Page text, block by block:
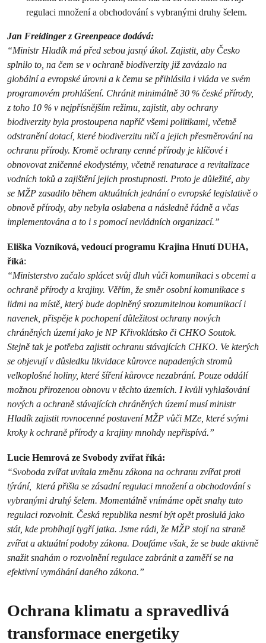
regulaci množení a obchodování s vybranými druhy šelem.
Jan Freidinger z Greenpeace dodává:
“Ministr Hladík má před sebou jasný úkol. Zajistit, aby Česko
splnilo to, na čem se v ochraně biodiverzity již zavázalo na
globální a evropské úrovni a k čemu se přihlásila i vláda ve svém
programovém prohlášení. Chránit minimálně 30 % české přírody,
z toho 10 % v nejpřísnějším režimu, zajistit, aby ochrany
biodiverzity byla prostoupena napříč všemi politikami, včetně
odstranění dotací, které biodiverzitu ničí a jejich přesměrování na
ochranu přírody. Kromě ochrany cenné přírody je klíčové i
obnovovat zničenné ekodystémy, včetně renaturace a revitalizace
vodních toků a zajištění jejich prostupnosti. Proto je důležité, aby
se MŽP zasadilo během aktuálních jednání o evropské legislativě o
obnově přírody, aby nebyla oslabena a následně řádně a včas
implementována a to i s pomocí nevládních organizací.”
Eliška Vozníková, vedoucí programu Krajina Hnutí DUHA,
říká:
“Ministerstvo začalo splácet svůj dluh vůči komunikaci s obcemi a
ochraně přírody a krajiny. Věřím, že směr osobní komunikace s
lidmi na místě, který bude doplněný srozumitelnou komunikací i
navenek, přispěje k pochopení důležitost ochrany nových
chráněných území jako je NP Křivoklátsko či CHKO Soutok.
Stejně tak je potřeba zajistit ochranu stávajících CHKO. Ve kterých
se objevují v důsledku likvidace kůrovce napadených stromů
velkoplošné holiny, které šíření kůrovce nezabrání. Pouze oddálí
možnou přirozenou obnovu v těchto územích. I kvůli vyhlašování
nových a ochraně stávajících chráněných území musí ministr
Hladík zajistit rovnocenné postavení MŽP vůči MZe, které svými
kroky k ochraně přírody a krajiny mnohdy nepřispívá.”
Lucie Hemrová ze Svobody zvířat říká:
“Svoboda zvířat uvítala změnu zákona na ochranu zvířat proti
týrání, která přišla se zásadní regulaci množení a obchodování s
vybranými druhý šelem. Momentálně vnímáme opět snahy tuto
regulaci rozvolnit. Česká republika nesmí být opět proslulá jako
stát, kde probíhají tygří jatka. Jsme rádi, že MŽP stojí na straně
zvířat a aktuální podoby zákona. Doufáme však, že se bude aktivně
snažit snahám o rozvolnění regulace zabránit a zaměří se na
efektivní vymáhání daného zákona.”
Ochrana klimatu a spravedlivá
transformace energetiky